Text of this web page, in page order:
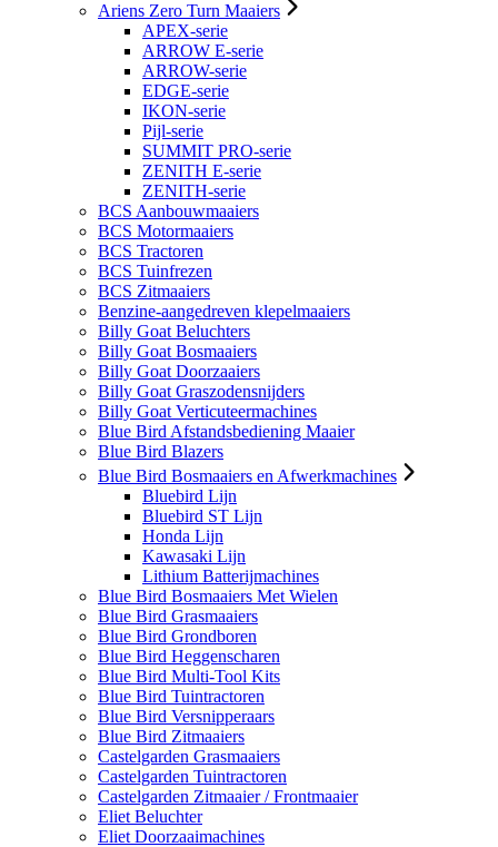
Ariens Zero Turn Maaiers
APEX-serie
ARROW E-serie
ARROW-serie
EDGE-serie
IKON-serie
Pijl-serie
SUMMIT PRO-serie
ZENITH E-serie
ZENITH-serie
BCS Aanbouwmaaiers
BCS Motormaaiers
BCS Tractoren
BCS Tuinfrezen
BCS Zitmaaiers
Benzine-aangedreven klepelmaaiers
Billy Goat Beluchters
Billy Goat Bosmaaiers
Billy Goat Doorzaaiers
Billy Goat Graszodensnijders
Billy Goat Verticuteermachines
Blue Bird Afstandsbediening Maaier
Blue Bird Blazers
Blue Bird Bosmaaiers en Afwerkmachines
Bluebird Lijn
Bluebird ST Lijn
Honda Lijn
Kawasaki Lijn
Lithium Batterijmachines
Blue Bird Bosmaaiers Met Wielen
Blue Bird Grasmaaiers
Blue Bird Grondboren
Blue Bird Heggenscharen
Blue Bird Multi-Tool Kits
Blue Bird Tuintractoren
Blue Bird Versnipperaars
Blue Bird Zitmaaiers
Castelgarden Grasmaaiers
Castelgarden Tuintractoren
Castelgarden Zitmaaier / Frontmaaier
Eliet Beluchter
Eliet Doorzaaimachines